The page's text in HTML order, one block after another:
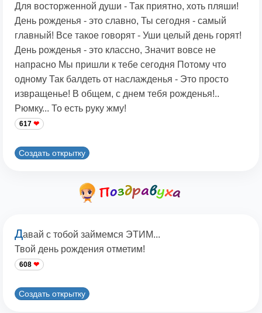
Для восторженной души - Так приятно, хоть пляши!
День рожденья - это славно, Ты сегодня - самый
главный! Все такое говорят - Уши целый день горят!
День рожденья - это классно, Значит вовсе не
напрасно Мы пришли к тебе сегодня Потому что
одному Так балдеть от наслажденья - Это просто
извращенье! В общем, с днем тебя рожденья!..
Рюмку... То есть руку жму!
617
Создать открытку
Давай с тобой займемся ЭТИМ...
Твой день рождения отметим!
608
Создать открытку